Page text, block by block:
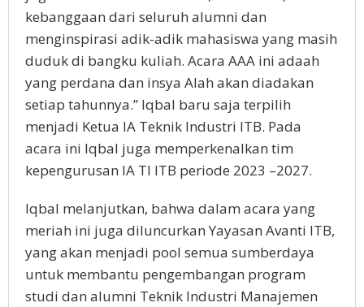
kebanggaan dari seluruh alumni dan
menginspirasi adik-adik mahasiswa yang masih
duduk di bangku kuliah. Acara AAA ini adaah
yang perdana dan insya Alah akan diadakan
setiap tahunnya.” Iqbal baru saja terpilih
menjadi Ketua IA Teknik Industri ITB. Pada
acara ini Iqbal juga memperkenalkan tim
kepengurusan IA TI ITB periode 2023 –2027.
Iqbal melanjutkan, bahwa dalam acara yang
meriah ini juga diluncurkan Yayasan Avanti ITB,
yang akan menjadi pool semua sumberdaya
untuk membantu pengembangan program
studi dan alumni Teknik Industri Manajemen